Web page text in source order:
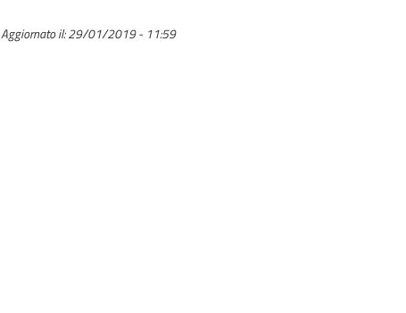
Aggiornato il:29/01/2019 - 11:59